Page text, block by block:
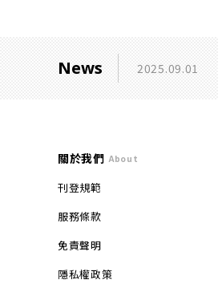
News 2025.09.01
關於我們 About
刊登規範
服務條款
免責聲明
隱私權政策